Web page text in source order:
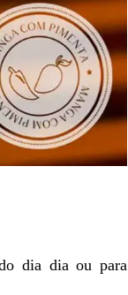
dia dia ou para